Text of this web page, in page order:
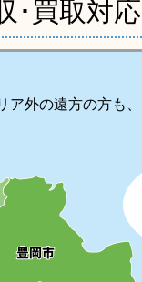
･買取対
外の遠方の方も